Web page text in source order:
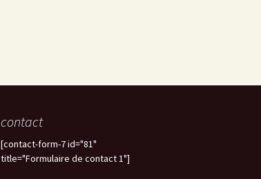
contact
[contact-form-7 id="81"
title="Formulaire de contact 1"]